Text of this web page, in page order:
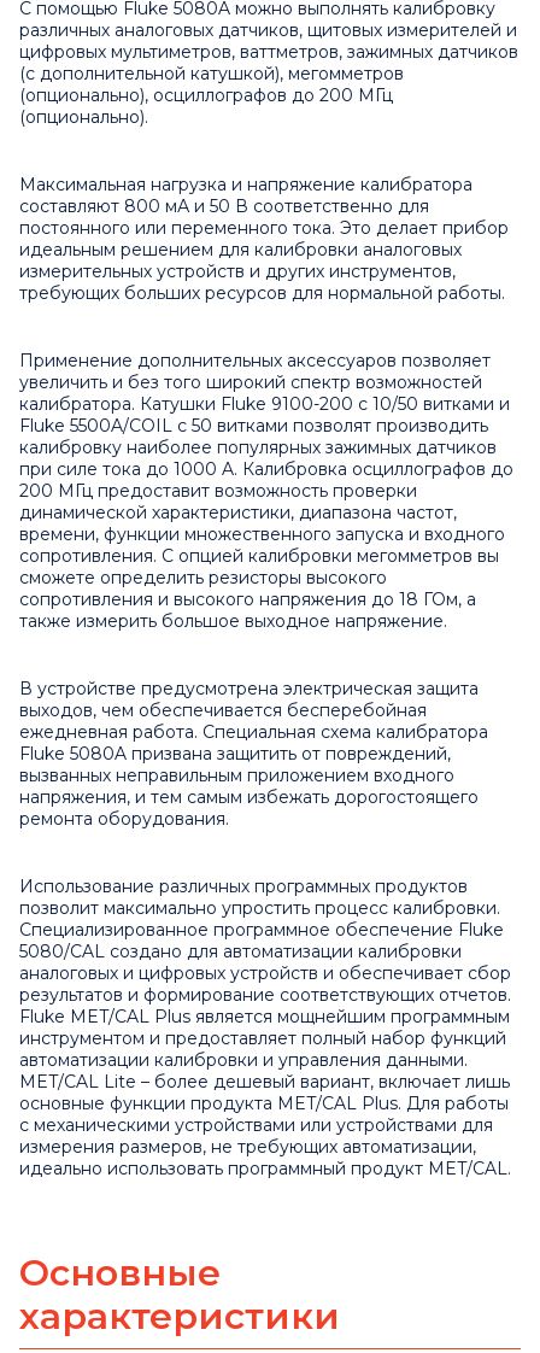
С помощью Fluke 5080A можно выполнять калибровку
различных аналоговых датчиков, щитовых измерителей и
цифровых мультиметров, ваттметров, зажимных датчиков
(с дополнительной катушкой), мегомметров
(опционально), осциллографов до 200 МГц
(опционально).
Максимальная нагрузка и напряжение калибратора
составляют 800 мА и 50 В соответственно для
постоянного или переменного тока. Это делает прибор
идеальным решением для калибровки аналоговых
измерительных устройств и других инструментов,
требующих больших ресурсов для нормальной работы.
Применение дополнительных аксессуаров позволяет
увеличить и без того широкий спектр возможностей
калибратора. Катушки Fluke 9100-200 с 10/50 витками и
Fluke 5500A/COIL с 50 витками позволят производить
калибровку наиболее популярных зажимных датчиков
при силе тока до 1000 A. Калибровка осциллографов до
200 МГц предоставит возможность проверки
динамической характеристики, диапазона частот,
времени, функции множественного запуска и входного
сопротивления. С опцией калибровки мегомметров вы
сможете определить резисторы высокого
сопротивления и высокого напряжения до 18 ГОм, а
также измерить большое выходное напряжение.
В устройстве предусмотрена электрическая защита
выходов, чем обеспечивается бесперебойная
ежедневная работа. Специальная схема калибратора
Fluke 5080A призвана защитить от повреждений,
вызванных неправильным приложением входного
напряжения, и тем самым избежать дорогостоящего
ремонта оборудования.
Использование различных программных продуктов
позволит максимально упростить процесс калибровки.
Специализированное программное обеспечение Fluke
5080/CAL создано для автоматизации калибровки
аналоговых и цифровых устройств и обеспечивает сбор
результатов и формирование соответствующих отчетов.
Fluke MET/CAL Plus является мощнейшим программным
инструментом и предоставляет полный набор функций
автоматизации калибровки и управления данными.
MET/CAL Lite – более дешевый вариант, включает лишь
основные функции продукта MET/CAL Plus. Для работы
с механическими устройствами или устройствами для
измерения размеров, не требующих автоматизации,
идеально использовать программный продукт MET/CAL.
Основные
характеристики